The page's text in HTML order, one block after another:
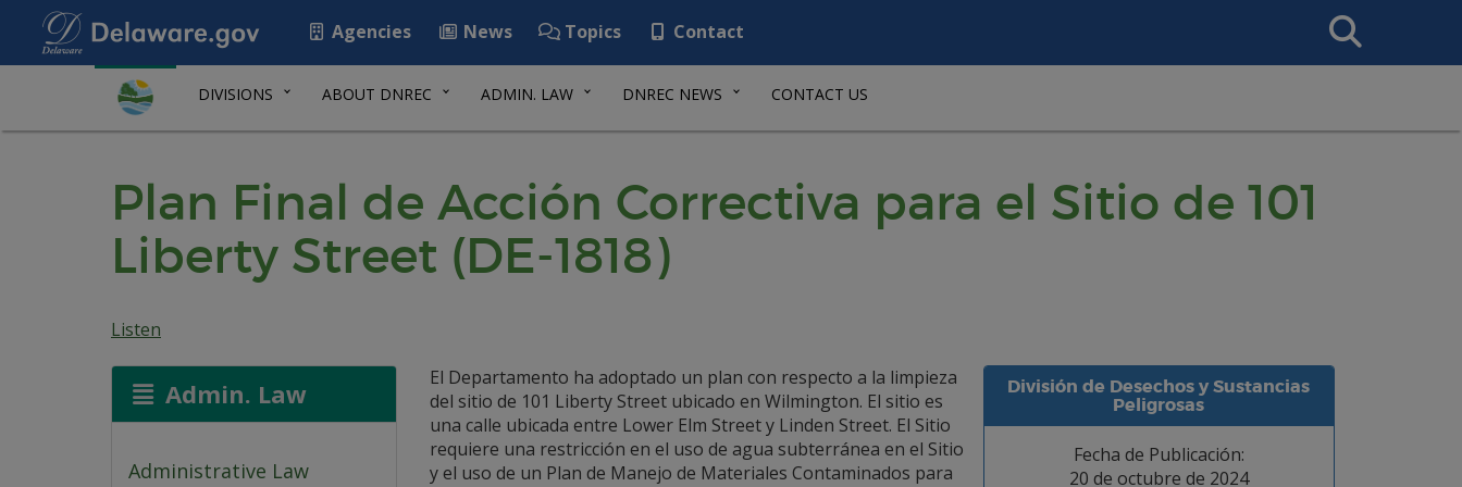
Agencies News Topics Contact
Search
This
DIVISIONS ABOUT DNREC ADMIN. LAW DNREC NEWS CONTACT US
Plan Final de Acción Correctiva para el Sitio de 101
Liberty Street (DE-1818)
Listen
Admin. Law
Administrative Law
División de Desechos y Sustancias
Peligrosas
Fecha de Publicación:
20 de octubre de 2024
El Departamento ha adoptado un plan con respecto a la limpieza
del sitio de 101 Liberty Street ubicado en Wilmington. El sitio es
una calle ubicada entre Lower Elm Street y Linden Street. El Sitio
requiere una restricción en el uso de agua subterránea en el Sitio
y el uso de un Plan de Manejo de Materiales Contaminados para